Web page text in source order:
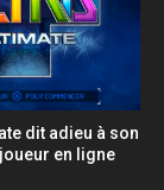
dit adieu à son
en ligne